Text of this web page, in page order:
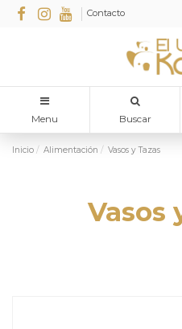
Contacto
Menu Buscar
Inicio Alimentación Vasos y Tazas
Vasos